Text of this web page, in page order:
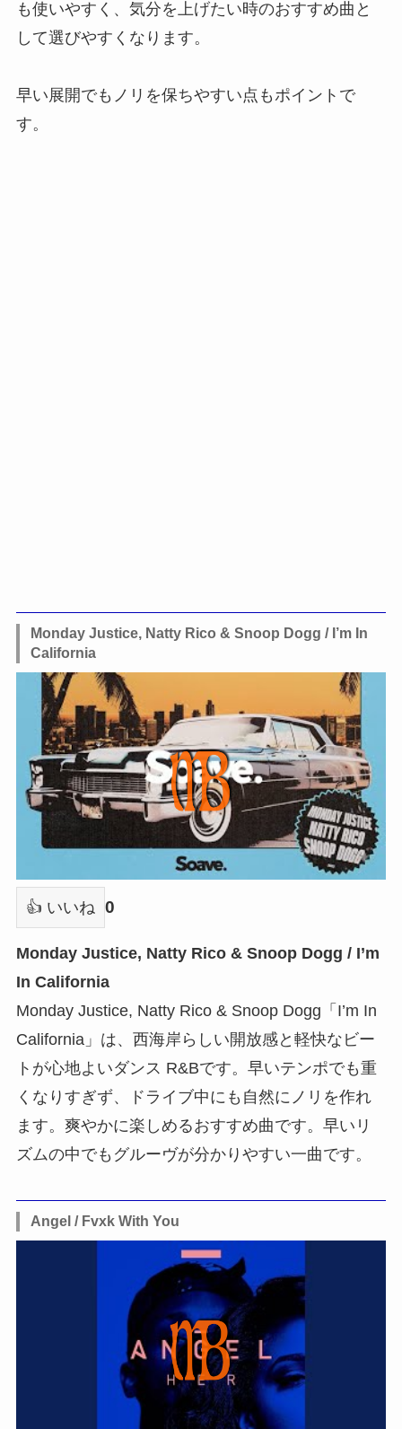
も使いやすく、気分を上げたい時のおすすめ曲と
して選びやすくなります。
早い展開でもノリを保ちやすい点もポイントで
す。
Monday Justice, Natty Rico & Snoop Dogg / I’m In
California
👍 いいね 0
Monday Justice, Natty Rico & Snoop Dogg / I’m
In California
Monday Justice, Natty Rico & Snoop Dogg「I’m In
California」は、西海岸らしい開放感と軽快なビー
トが心地よいダンス R&Bです。早いテンポでも重
くなりすぎず、ドライブ中にも自然にノリを作れ
ます。爽やかに楽しめるおすすめ曲です。早いリ
ズムの中でもグルーヴが分かりやすい一曲です。
Angel / Fvxk With You